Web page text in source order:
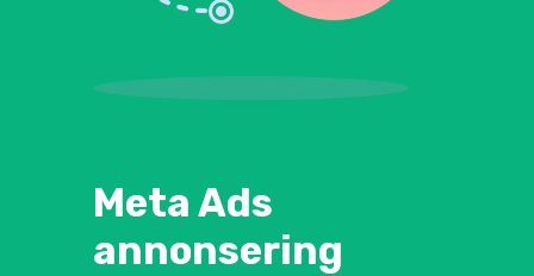
Meta Ads
annonsering